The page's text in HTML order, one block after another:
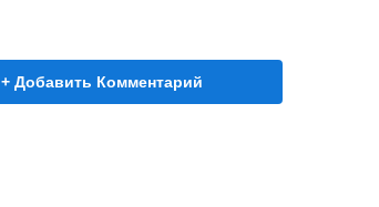
+ Добавить Комментарий